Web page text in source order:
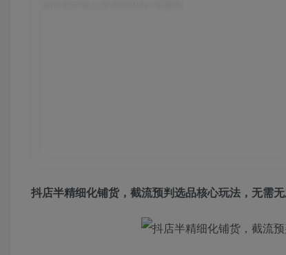
抖店半精细化铺货 ，截流预判选品核心玩法，无需